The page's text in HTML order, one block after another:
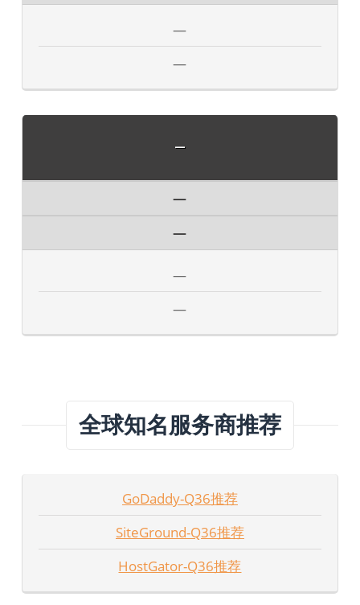
—
—
—
—
—
—
—
全球知名服务商推荐
GoDaddy-Q36推荐
SiteGround-Q36推荐
HostGator-Q36推荐